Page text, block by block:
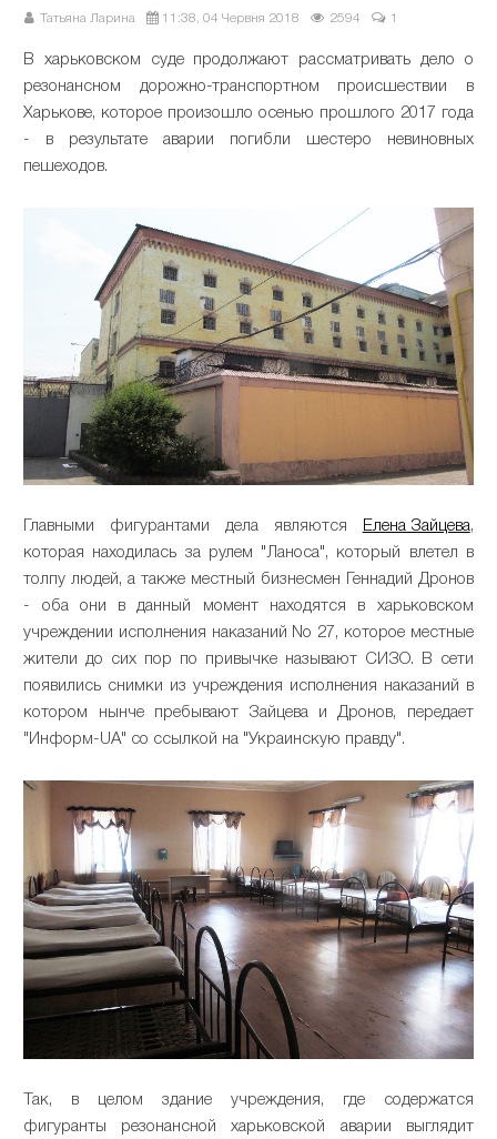
Татьяна Ларина 11:38, 04 Червня 2018 2594 1
В харьковском суде продолжают рассматривать дело о
резонансном дорожно-транспортном происшествии в
Харькове, которое произошло осенью прошлого 2017 года
- в результате аварии погибли шестеро невиновных
пешеходов.
Главными фигурантами дела являются Елена Зайцева,
которая находилась за рулем "Ланоса", который влетел в
толпу людей, а также местный бизнесмен Геннадий Дронов
- оба они в данный момент находятся в харьковском
учреждении исполнения наказаний No 27, которое местные
жители до сих пор по привычке называют СИЗО. В сети
появились снимки из учреждения исполнения наказаний в
котором нынче пребывают Зайцева и Дронов, передает
"Информ-UA" со ссылкой на "Украинскую правду".
Так, в целом здание учреждения, где содержатся
фигуранты резонансной харьковской аварии выглядит